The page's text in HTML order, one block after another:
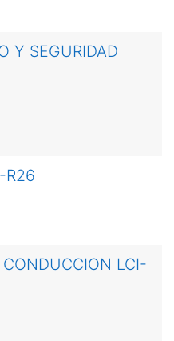
Y SEGURIDAD
R26
LCI-